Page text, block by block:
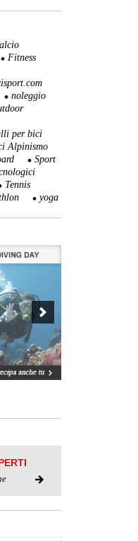
Fitness
noleggio
per bici
Alpinismo
Sport
Tennis
yoga